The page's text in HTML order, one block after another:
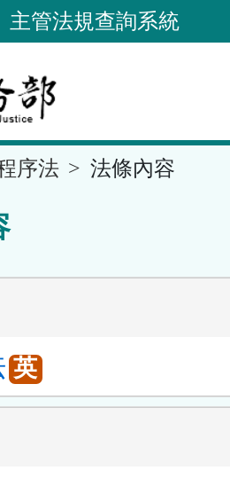
主管法規查詢系統
序法 法條內容
英